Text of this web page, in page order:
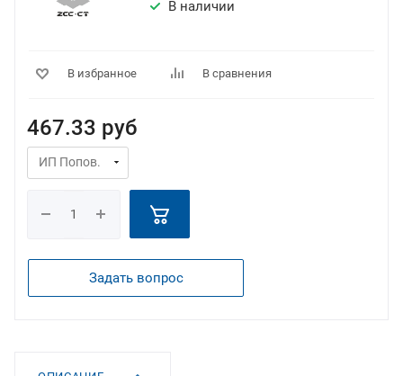
В наличии
В избранное В сравнения
467.33 руб
Задать вопрос